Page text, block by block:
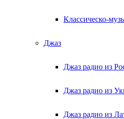
Классическо-
Джаз
Джаз радио из
Джаз радио из
Джаз радио из